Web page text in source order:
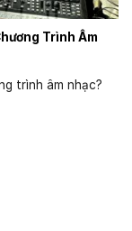
Trình Âm
trình âm nhạc?